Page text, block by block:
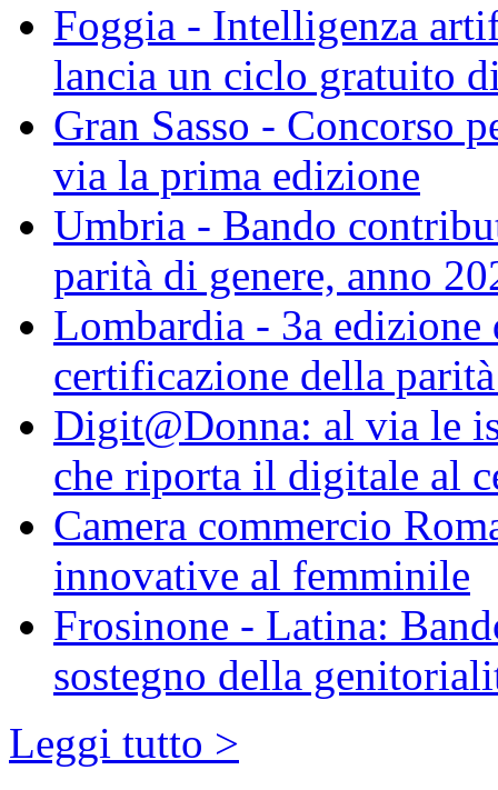
Foggia - Intelligenza
lancia un ciclo gratuito
Gran Sasso - Concorso
via la prima edizione
Umbria - Bando
parità di genere, anno
Lombardia - 3a
certificazione della
Digit@Donna: al via le
che riporta il digitale al
Camera commercio
innovative al femminile
Frosinone - Latina:
sostegno della
Leggi tutto >